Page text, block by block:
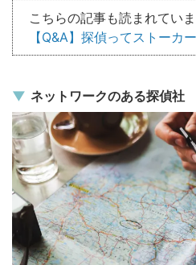
こちらの記事も読まれていま
【Q&A】探偵ってストーカ
ネットワークのある探偵社